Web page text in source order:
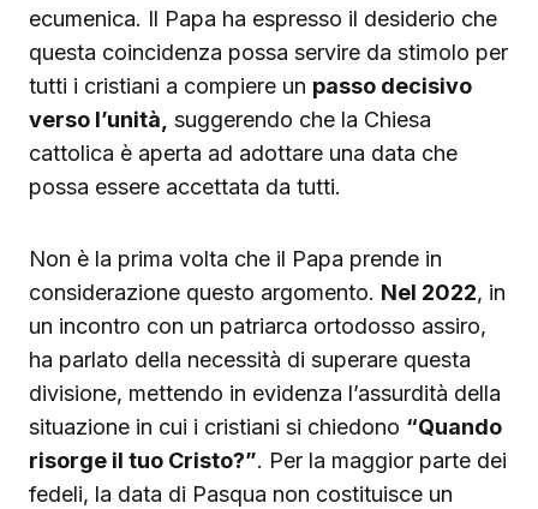
ecumenica. Il Papa ha espresso il desiderio che
questa coincidenza possa servire da stimolo per
tutti i cristiani a compiere un passo decisivo
verso l’unità, suggerendo che la Chiesa
cattolica è aperta ad adottare una data che
possa essere accettata da tutti.
Non è la prima volta che il Papa prende in
considerazione questo argomento. Nel 2022, in
un incontro con un patriarca ortodosso assiro,
ha parlato della necessità di superare questa
divisione, mettendo in evidenza l’assurdità della
situazione in cui i cristiani si chiedono “Quando
risorge il tuo Cristo?”. Per la maggior parte dei
fedeli, la data di Pasqua non costituisce un